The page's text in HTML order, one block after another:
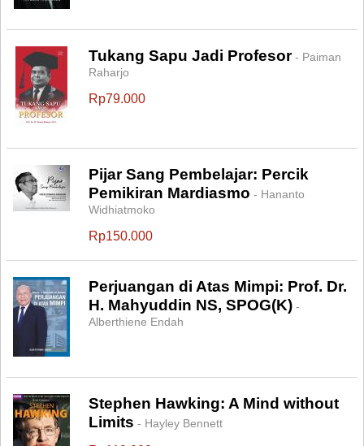
Tukang Sapu Jadi Profesor- Paiman
Raharjo
Rp79.000
Pijar Sang Pembelajar: Percik
Pemikiran Mardiasmo - Hananto
Widhiatmoko
Rp150.000
Perjuangan di Atas Mimpi: Prof. Dr.
H. Mahyuddin NS, SPOG(K) -
Alberthiene Endah
Stephen Hawking: A Mind without
Limits - Hayley Bennett